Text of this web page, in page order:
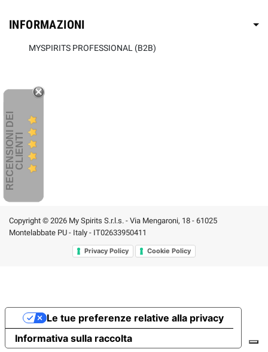
INFORMAZIONI
MYSPIRITS PROFESSIONAL (B2B)
R
E
C
E
N
S
I
ON
I
D
E
I
C
L
I
E
N
TI
Copyright © 2026 My Spirits S.r.l.s. - Via Mengaroni, 18 - 61025
Montelabbate PU - Italy - IT02633950411
Privacy Policy Cookie Policy
Informativa sulla raccolta
Le tue preferenze relative alla privacy